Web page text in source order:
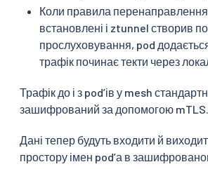
Коли правила перенаправлення
встановлені і ztunnel створив
прослуховування, pod
трафік починає текти через
Трафік до і з podʼів у mesh
зашифрований за допомогою mTLS.
Дані тепер будуть входити й
простору імен podʼа в